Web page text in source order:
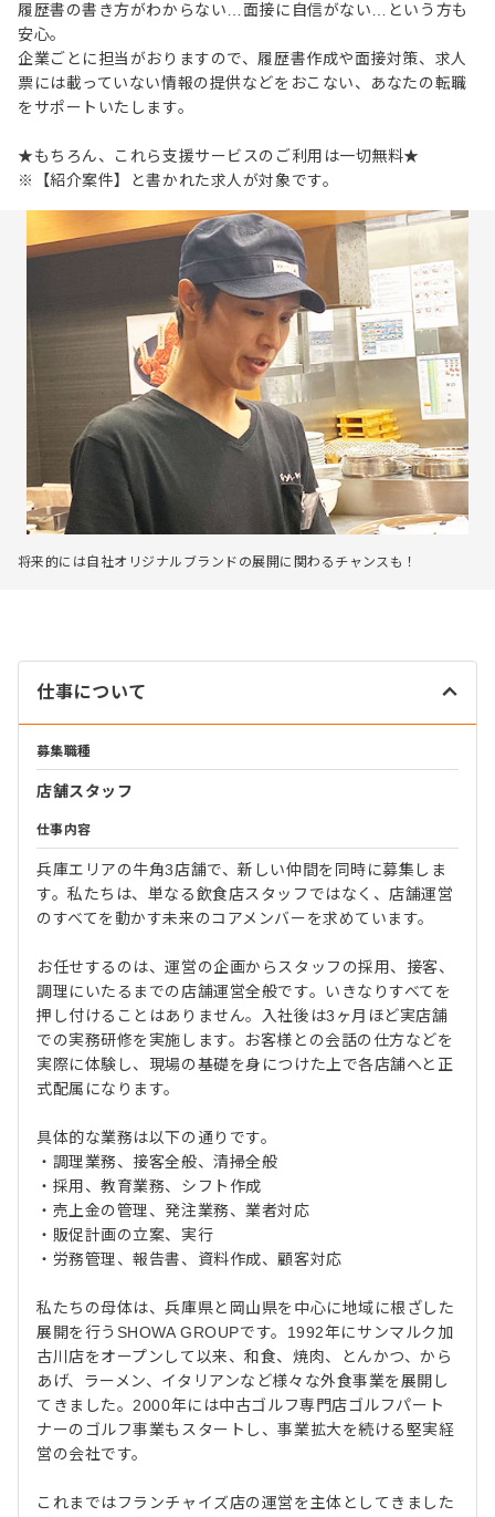
履歴書の書き方がわからない…面接に自信がない…という方も
安心。
企業ごとに担当がおりますので、履歴書作成や面接対策、求人
票には載っていない情報の提供などをおこない、あなたの転職
をサポートいたします。
★もちろん、これら支援サービスのご利用は一切無料★
※【紹介案件】と書かれた求人が対象です。
将来的には自社オリジナルブランドの展開に関わるチャンスも！
仕事について
募集職種
店舗スタッフ
仕事内容
兵庫エリアの牛角3店舗で、新しい仲間を同時に募集しま
す。私たちは、単なる飲食店スタッフではなく、店舗運営
のすべてを動かす未来のコアメンバーを求めています。
お任せするのは、運営の企画からスタッフの採用、接客、
調理にいたるまでの店舗運営全般です。いきなりすべてを
押し付けることはありません。入社後は3ヶ月ほど実店舗
での実務研修を実施します。お客様との会話の仕方などを
実際に体験し、現場の基礎を身につけた上で各店舗へと正
式配属になります。
具体的な業務は以下の通りです。
・調理業務、接客全般、清掃全般
・採用、教育業務、シフト作成
・売上金の管理、発注業務、業者対応
・販促計画の立案、実行
・労務管理、報告書、資料作成、顧客対応
私たちの母体は、兵庫県と岡山県を中心に地域に根ざした
展開を行うSHOWA GROUPです。1992年にサンマルク加
古川店をオープンして以来、和食、焼肉、とんかつ、から
あげ、ラーメン、イタリアンなど様々な外食事業を展開し
てきました。2000年には中古ゴルフ専門店ゴルフパート
ナーのゴルフ事業もスタートし、事業拡大を続ける堅実経
営の会社です。
これまではフランチャイズ店の運営を主体としてきました